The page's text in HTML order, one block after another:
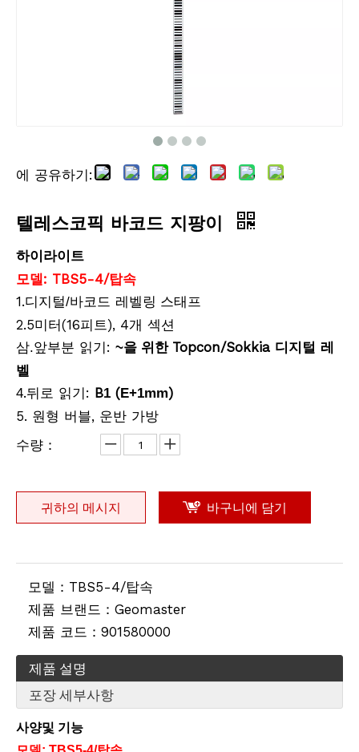
텔레스코픽 연장 폴(1.2m)
전동 고각 삼각대 계약자 엘리베이터 삼각대(2.4m)
에 공유하기:
텔레스코픽 바코드 지팡이
하이라이트
모델: TBS5-4/탑속
1.디지털/바코드 레벨링 스태프
2.5미터(16피트), 4개 섹션
삼.앞부분 읽기: ~을 위한 Topcon/Sokkia 디지털 레
벨
4.뒤로 읽기: B1 (E+1mm)
5. 원형 버블, 운반 가방
수량：
귀하의 메시지 바구니에 담기
모델： TBS5-4/탑속
제품 브랜드： Geomaster
제품 코드： 901580000
제품 설명
포장 세부사항
사양및 기능